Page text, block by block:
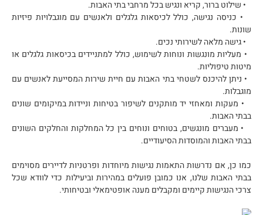
• שילוט ברור, קריא ונגיש בכל מרחבי בתי האבות.
• כניסה נגישה, כולל לכיסאות גלגלים ולאנשים עם מוגבלויות פיזיות
שונות.
• גישה מלאה לשירותי נכים.
• מעליות מונגשות ונוחות לשימוש, כולל למתניידים בכיסאות גלגלים או
מיטות טיפוליות.
• ניתן להיכנס לשטחי בתי האבות עם חיית שירות המסייעת לאנשים עם
מוגבלות.
• מעקות ומאחזי יד מותקנים לשיפור בטיחות וניידות במיקומים שונים
בבתי האבות.
• מעברים מונגשים, בטוחים ונוחים בין כל המחלקות והחלקים השונים
בבתי האבות והמוסדות הסיעודיים.
כמו כן, אם נדרשות התאמות נגישות מיוחדות ופרטניות לדיירים מסוימים
בבתי האבות שלנו, אנו כמובן פועלים במהירות וביעילות כדי לוודא שכל
צרכי הנגישות קיימים ומקבלים מענה אופטימאלי ובטיחותי.